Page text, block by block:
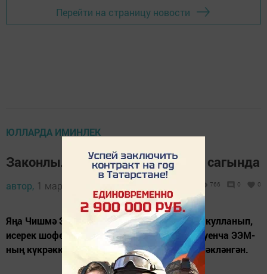
Перейти на страницу новости
ЮЛЛАРДА ИМИНЛЕК
Законлылык һәм хокук тәртибе сагында
автор, 1 март 2017 - 06:37 766 0 0
Яңа Чишмә ЭЭБ хезмәткәре, табель коралы кулланып,
исерек шоферны тоткарлый алган һәм ТР буенча ЭЭМ-
ның күкрәккә тага торган билгесе белән бүләкләнгән.